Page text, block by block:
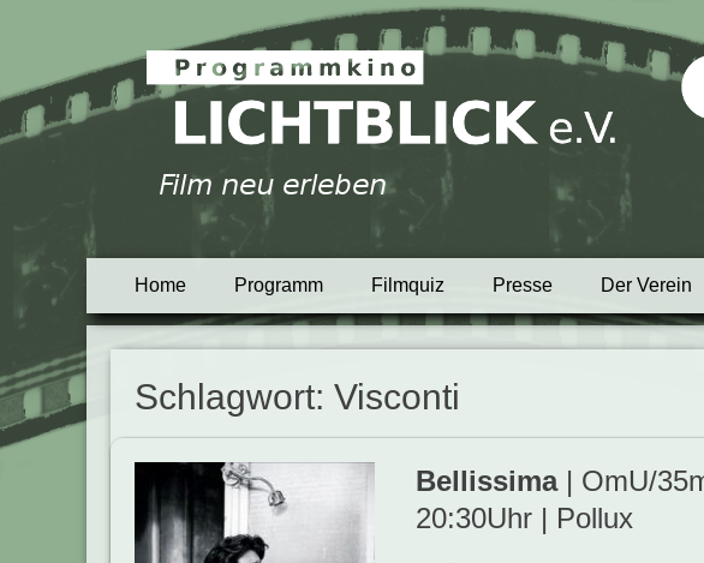
Programmkino Lichtblick
Primäres
Menü
springen
Home Programm Filmquiz Presse Der Verein
Schlagwort: Visconti
Bellissima| OmU/
20:30Uhr | Pollux